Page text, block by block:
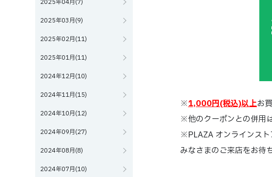
2025年04月(7)
2025年03月(9)
2025年02月(11)
2025年01月(11)
2024年12月(10)
2024年11月(15)
2024年10月(12)
2024年09月(27)
2024年08月(8)
2024年07月(10)
※1,000円(税込)以上お
※他のクーポンとの併用
※PLAZA オンラインスト
みなさまのご来店をお待